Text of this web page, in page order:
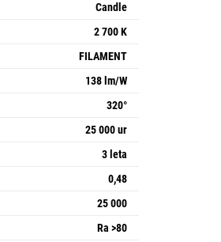
Candle
2 700 K
FILAMENT
138 lm/W
320°
25 000 ur
3 leta
0,48
25 000
Ra >80